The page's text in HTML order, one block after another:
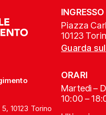
10123 Torino
INGRESSO
Piazza
10123
Guarda
ORARI
Martedì –
10:00 –